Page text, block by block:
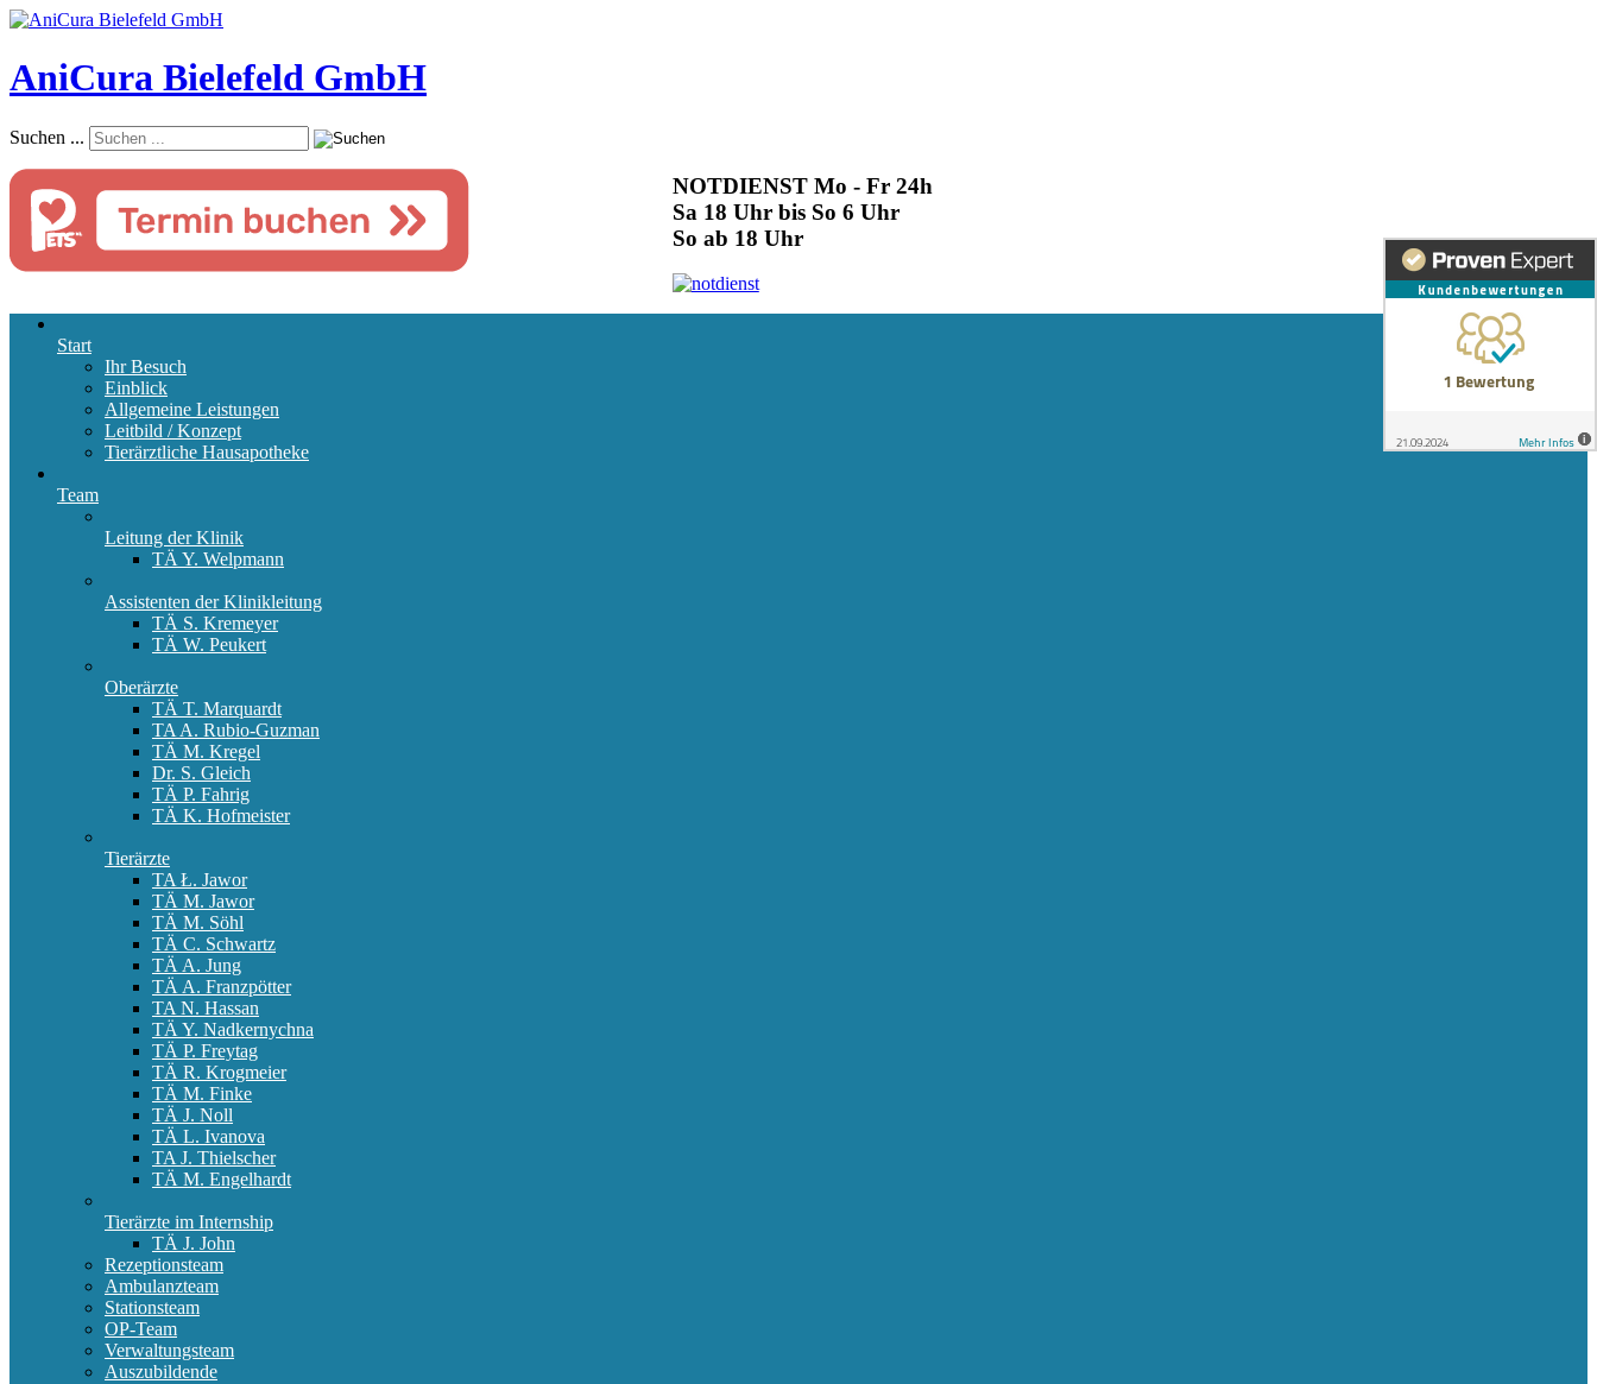
AniCura Bielefeld GmbH
Suchen ...
NOTDIENST Mo - Fr 24h
Sa 18 Uhr bis So 6 Uhr
So ab 18 Uhr
Start
Ihr Besuch
Einblick
Allgemeine Leistungen
Leitbild / Konzept
Tierärztliche Hausapotheke
Team
Leitung der Klinik
TÄ Y. Welpmann
Assistenten der Klinikleitung
TÄ S. Kremeyer
TÄ W. Peukert
Oberärzte
TÄ T. Marquardt
TA A. Rubio-Guzman
TÄ M. Kregel
Dr. S. Gleich
TÄ P. Fahrig
TÄ K. Hofmeister
Tierärzte
TA Ł. Jawor
TÄ M. Jawor
TÄ M. Söhl
TÄ C. Schwartz
TÄ A. Jung
TÄ A. Franzpötter
TA N. Hassan
TÄ Y. Nadkernychna
TÄ P. Freytag
TÄ R. Krogmeier
TÄ M. Finke
TÄ J. Noll
TÄ L. Ivanova
TA J. Thielscher
TÄ M. Engelhardt
Tierärzte im Internship
TÄ J. John
Rezeptionsteam
Ambulanzteam
Stationsteam
OP-Team
Verwaltungsteam
Auszubildende